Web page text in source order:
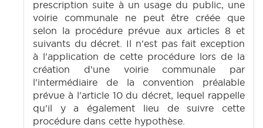
prescription suite à un usage du public, une
voirie communale ne peut être créée que
selon la procédure prévue aux articles 8 et
suivants du décret. Il n'est pas fait exception
à l'application de cette procédure lors de la
création d'une voirie communale par
l'intermédiaire de la convention préalable
prévue à l'article 10 du décret, lequel rappelle
qu'il y a également lieu de suivre cette
procédure dans cette hypothèse.